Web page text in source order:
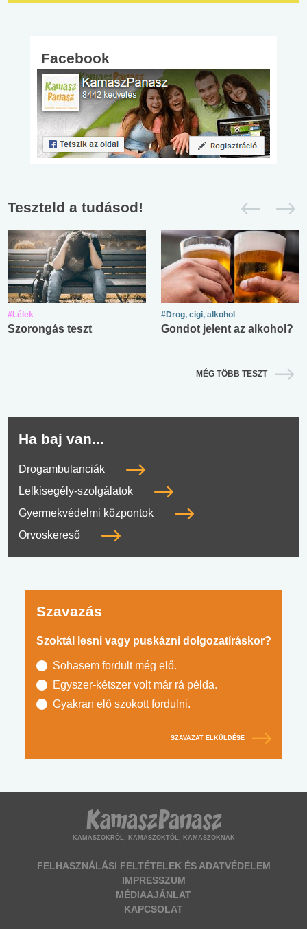
Facebook
Teszteld a tudásod!
#Lélek
Szorongás teszt
#Drog, cigi, alkohol
Gondot jelent az alkohol?
MÉG TÖBB TESZT
Ha baj van...
Drogambulanciák
Lelkisegély-szolgálatok
Gyermekvédelmi központok
Orvoskereső
Szavazás
Szoktál lesni vagy puskázni dolgozatíráskor?
Sohasem fordult még elő.
Egyszer-kétszer volt már rá példa.
Gyakran elő szokott fordulni.
SZAVAZAT ELKÜLDÉSE
KAMASZOKRÓL, KAMASZOKTÓL, KAMASZOKNAK
FELHASZNÁLÁSI FELTÉTELEK ÉS ADATVÉDELEM
IMPRESSZUM
MÉDIAAJÁNLAT
KAPCSOLAT